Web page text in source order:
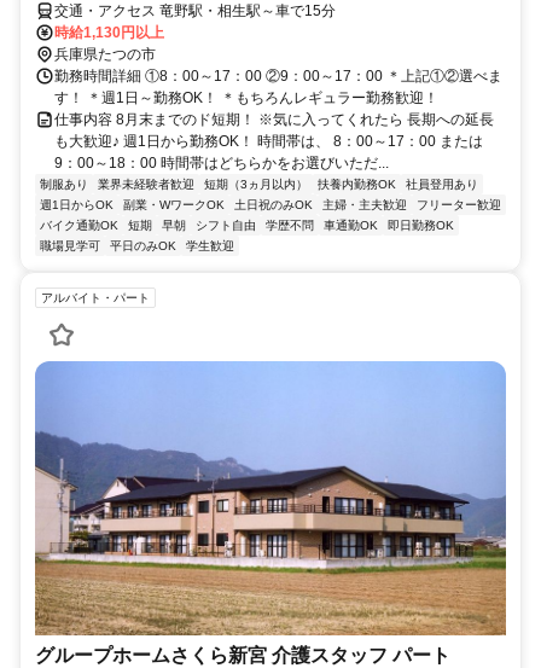
交通・アクセス 竜野駅・相生駅～車で15分
時給1,130円以上
兵庫県たつの市
勤務時間詳細 ①8：00～17：00 ②9：00～17：00 ＊上記①②選べま
す！ ＊週1日～勤務OK！ ＊もちろんレギュラー勤務歓迎！
仕事内容 8月末までのド短期！ ※気に入ってくれたら 長期への延長
も大歓迎♪ 週1日から勤務OK！ 時間帯は、 8：00～17：00 または
9：00～18：00 時間帯はどちらかをお選びいただ...
制服あり 業界未経験者歓迎 短期（3ヵ月以内） 扶養内勤務OK
社員登用あり
週1日からOK
副業・WワークOK 土日祝のみOK 主婦・主夫歓迎
フリーター歓迎
バイク通勤OK
短期 早朝 シフト自由 学歴不問 車通勤OK
即日勤務OK
職場見学可
平日のみOK 学生歓迎
アルバイト・パート
グループホームさくら新宮 介護スタッフ パート